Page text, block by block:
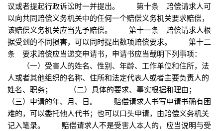
议或者提起行政诉讼时一并提出。 第十条 赔偿请求人可
以向共同赔偿义务机关中的任何一个赔偿义务机关要求赔偿，
该赔偿义务机关应当先予赔偿。 第十一条 赔偿请求人根
据受到的不同损害，可以同时提出数项赔偿要求。 第十二
条 要求赔偿应当递交申请书，申请书应当载明下列事项：
（一）受害人的姓名、性别、年龄、工作单位和住所，法
人或者其他组织的名称、住所和法定代表人或者主要负责人的
姓名、职务； （二）具体的要求、事实根据和理由；
（三）申请的年、月、日。 赔偿请求人书写申请书确有困
难的，可以委托他人代书；也可以口头申请，由赔偿义务机关
记入笔录。 赔偿请求人不是受害人本人的，应当说明与受